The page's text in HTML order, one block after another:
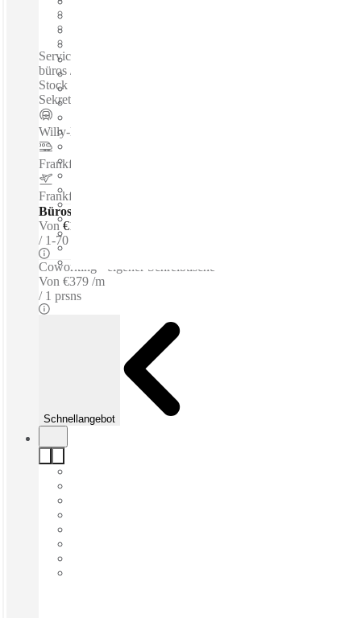
Serviced büros / Private büros / Coworking spaces / Virtuelle
büros /Modernste Quartiersentwicklung Deutschlands - 45.
Stock - Luxuriöse Büros - 5 Sterne Konferenzräume -
Sekretariatsservice...
Willy-Brandt-Platz
Frankfurt Central Station
Frankfurt Airport
Büros - Serviced
Von €1.190 pro Person / m
1-70 prsns
Coworking - eigener Schreibtische
Von €379 /m
1 prsns
Schnellangebot